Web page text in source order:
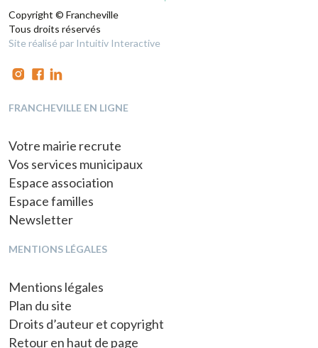
Copyright © Francheville
Tous droits réservés
Site réalisé par Intuitiv Interactive
FRANCHEVILLE EN LIGNE
Votre mairie recrute
Vos services municipaux
Espace association
Espace familles
Newsletter
MENTIONS LÉGALES
Mentions légales
Plan du site
Droits d’auteur et copyright
Retour en haut de page